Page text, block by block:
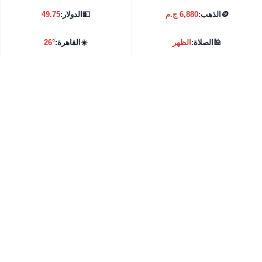
🪙 الذهب:6,880 ج.م 💵الدولار:49.75
🕌الصلاة:الظهر ☀️القاهرة:26°